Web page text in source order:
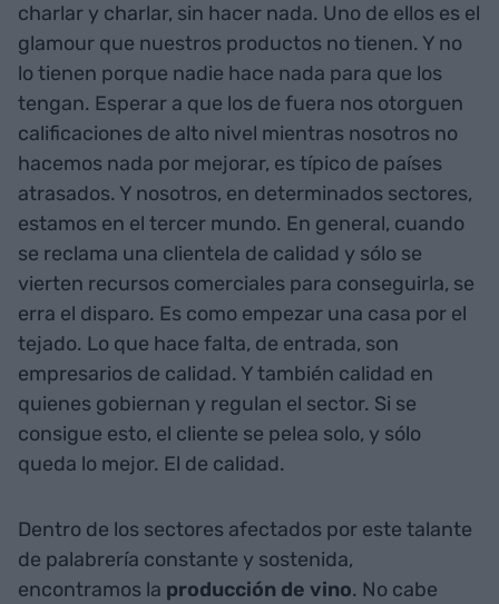
charlar y charlar, sin hacer nada. Uno de ellos es el
glamour que nuestros productos no tienen. Y no
lo tienen porque nadie hace nada para que los
tengan. Esperar a que los de fuera nos otorguen
calificaciones de alto nivel mientras nosotros no
hacemos nada por mejorar, es típico de países
atrasados. Y nosotros, en determinados sectores,
estamos en el tercer mundo. En general, cuando
se reclama una clientela de calidad y sólo se
vierten recursos comerciales para conseguirla, se
erra el disparo. Es como empezar una casa por el
tejado. Lo que hace falta, de entrada, son
empresarios de calidad. Y también calidad en
quienes gobiernan y regulan el sector. Si se
consigue esto, el cliente se pelea solo, y sólo
queda lo mejor. El de calidad.
Dentro de los sectores afectados por este talante
de palabrería constante y sostenida,
encontramos la producción de vino. No cabe